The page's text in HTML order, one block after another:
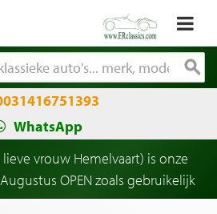
WhatsApp
vrouw Hemelvaart) is onze
Augustus OPEN zoals gebruikelijk